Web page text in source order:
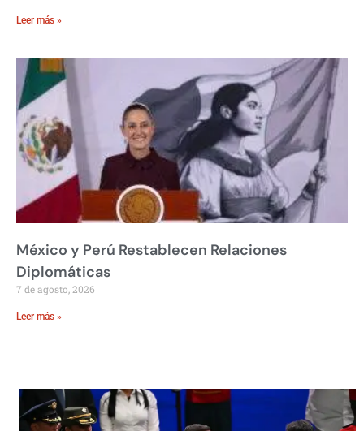
Leer más »
México y Perú Restablecen Relaciones
Diplomáticas
7 de agosto, 2026
Leer más »